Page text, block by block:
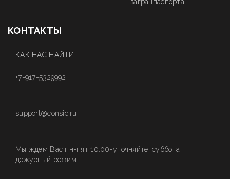
КОНТАКТЫ
КАК НАС НАЙТИ
+7-917-5329992
support@consic.ru
Мы ждем Вас пн-пят 10.00-уточняйте, суббота
дежурный режим.